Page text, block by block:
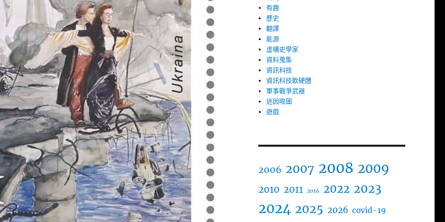
有趣
歷史
翻譯
能源
虛構史學家
資料蒐集
資訊科技
資訊科技軟硬體
軍事戰爭武器
迷因哏圖
遊戲
2006 2007 2008 2009
2010 2011 2016 2022 2023
2024 2025 2026 covid-19